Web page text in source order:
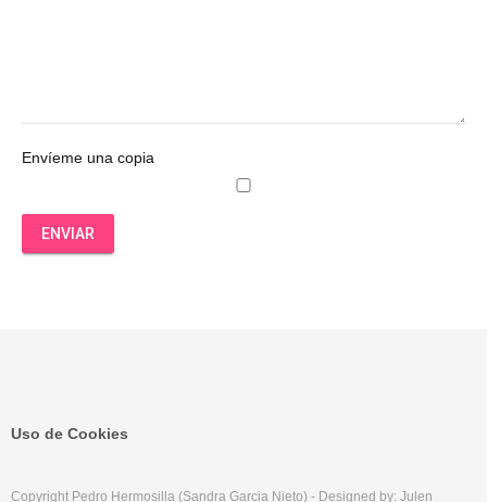
Envíeme una copia
ENVIAR
Uso de Cookies
Copyright Pedro Hermosilla (Sandra Garcia Nieto) - Designed by: Julen